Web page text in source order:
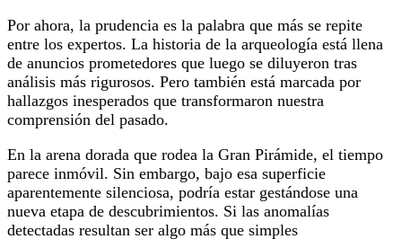
Por ahora, la prudencia es la palabra que más se repite
entre los expertos. La historia de la arqueología está llena
de anuncios prometedores que luego se diluyeron tras
análisis más rigurosos. Pero también está marcada por
hallazgos inesperados que transformaron nuestra
comprensión del pasado.
En la arena dorada que rodea la Gran Pirámide, el tiempo
parece inmóvil. Sin embargo, bajo esa superficie
aparentemente silenciosa, podría estar gestándose una
nueva etapa de descubrimientos. Si las anomalías
detectadas resultan ser algo más que simples